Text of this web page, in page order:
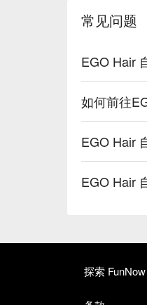
常见问题
EGO Hair
如何前往
EGO Hair
EGO Hair
探索 FunNow